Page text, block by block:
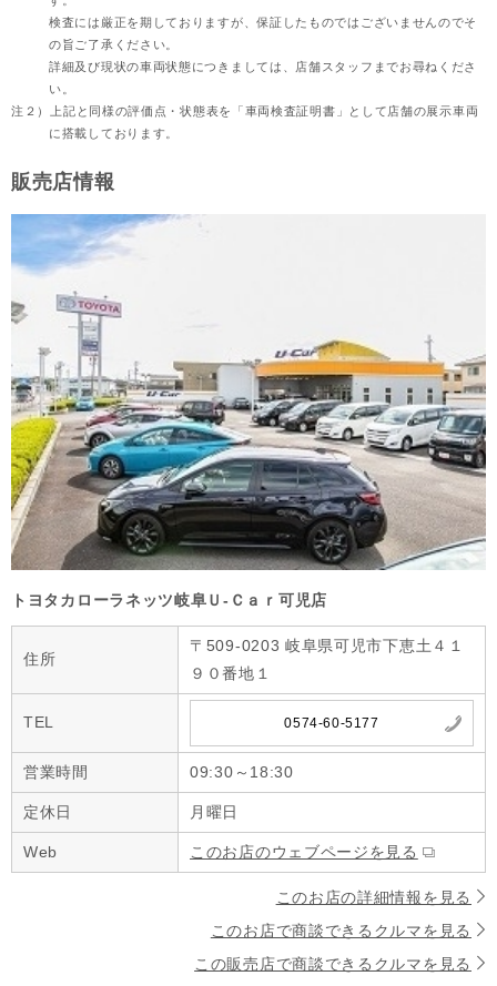
検査には厳正を期しておりますが、保証したものではございませんのでそ
の旨ご了承ください。
詳細及び現状の車両状態につきましては、店舗スタッフまでお尋ねくださ
い。
注２）
上記と同様の評価点・状態表を「車両検査証明書」として店舗の展示車両
に搭載しております。
販売店情報
トヨタカローラネッツ岐阜Ｕ‐Ｃａｒ可児店
住所
〒509-0203 岐阜県可児市下恵土４１
９０番地１
TEL 0574-60-5177
営業時間 09:30～18:30
定休日 月曜日
Web このお店のウェブページを見る
このお店の詳細情報を見る
このお店で商談できるクルマを見る
この販売店で商談できるクルマを見る